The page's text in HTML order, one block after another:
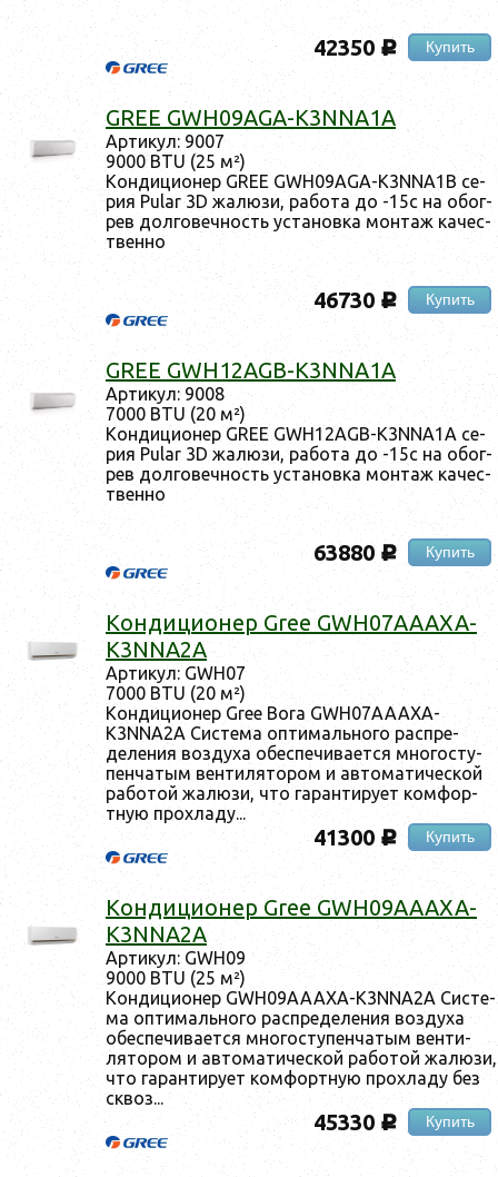
42350 c Купить
GREE GWH09AGA-K3NNA1A
Ар­ти­кул: 9007
9000 BTU (25 м²)
Кон­ди­ци­онер GREE GWH09AGA-K3NNA1B се­
рия Pular 3D жа­люзи, ра­бота до -15с на обог­
рев дол­го­веч­ность ус­та­нов­ка мон­таж ка­чес­
твен­но
46730 c Купить
GREE GWH12AGB-K3NNA1A
Ар­ти­кул: 9008
7000 BTU (20 м²)
Кон­ди­ци­онер GREE GWH12AGB-K3NNA1A се­
рия Pular 3D жа­люзи, ра­бота до -15с на обог­
рев дол­го­веч­ность ус­та­нов­ка мон­таж ка­чес­
твен­но
63880 c Купить
Кон­ди­ци­онер Gree GWH07AAAXA-
K3NNA2A
Ар­ти­кул: GWH07
7000 BTU (20 м²)
Кон­ди­ци­онер Gree Bora GWH07AAAXA-
K3NNA2A Сис­те­ма оп­ти­маль­но­го рас­пре­
деле­ния воз­ду­ха обес­пе­чива­ет­ся мно­гос­ту­
пен­ча­тым вен­ти­лято­ром и ав­то­мати­чес­кой
ра­ботой жа­люзи, что га­ран­ти­ру­ет ком­фор­
тную прох­ла­ду...
41300 c Купить
Кон­ди­ци­онер Gree GWH09AAAXA-
K3NNA2A
Ар­ти­кул: GWH09
9000 BTU (25 м²)
Кон­ди­ци­онер GWH09AAAXA-K3NNA2A Сис­те­
ма оп­ти­маль­но­го рас­пре­деле­ния воз­ду­ха
обес­пе­чива­ет­ся мно­гос­ту­пен­ча­тым вен­ти­
лято­ром и ав­то­мати­чес­кой ра­ботой жа­люзи,
что га­ран­ти­ру­ет ком­фор­тную прох­ла­ду без
сквоз...
45330 c Купить